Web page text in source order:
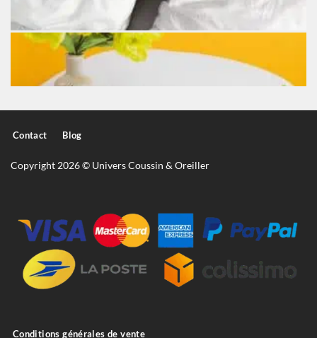
Contact Blog
Copyright 2026 © Univers Coussin & Oreiller
Conditions générales de vente